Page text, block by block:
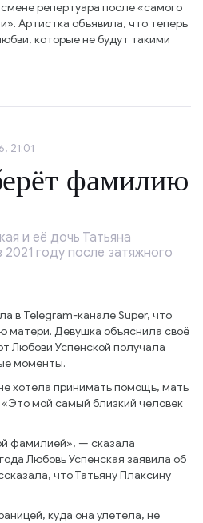
репертуара после «самого
Артистка объявила, что теперь
которые не будут такими
21:01
фамилию
и её дочь Татьяна
году после затяжного
в Telegram-канале Super, что
матери. Девушка объяснила своё
Любови Успенской получала
моменты.
хотела принимать помощь, мать
«Это мой самый близкий человек
фамилией», — сказала
Любовь Успенская заявила об
что Татьяну Плаксину
куда она улетела, не